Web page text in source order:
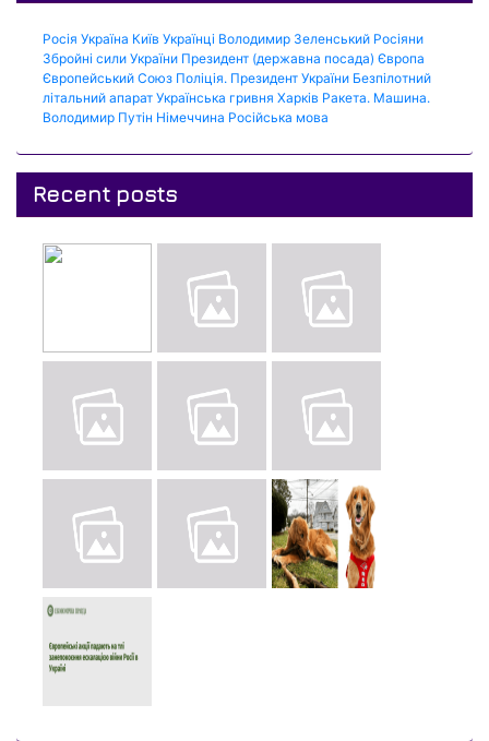
Росія Україна Київ Українці Володимир Зеленський Росіяни
Збройні сили України Президент (державна посада) Європа
Європейський Союз Поліція. Президент України Безпілотний
літальний апарат Українська гривня Харків Ракета. Машина.
Володимир Путін Німеччина Російська мова
Recent posts